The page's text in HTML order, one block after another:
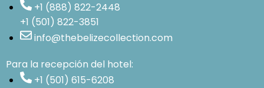
+1 (888) 822-2448
+1 (501) 822-3851
info@thebelizecollection.com
Para la recepción del hotel:
+1 (501) 615-6208